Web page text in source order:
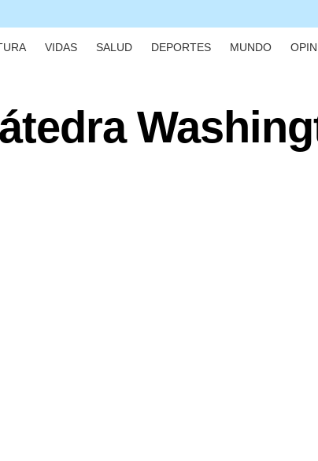
VIDAS SALUD DEPORTES MUNDO